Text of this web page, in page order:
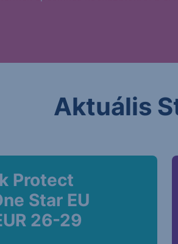
Aktuális
Protect
Star EU
26-29